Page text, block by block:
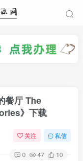
餐厅 The
》下载
关注 私信
0 47 10